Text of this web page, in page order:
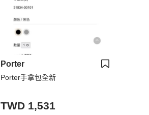
Porter
Porter手拿包全新
TWD 1,531